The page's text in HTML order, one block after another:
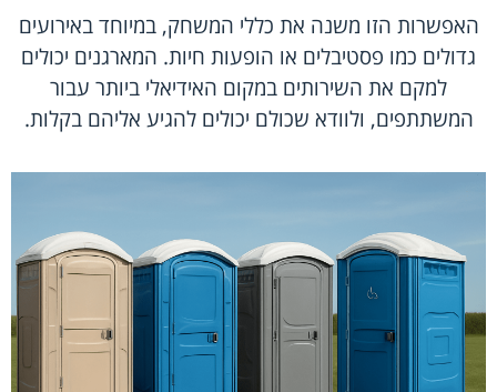
האפשרות הזו משנה את כללי המשחק, במיוחד באירועים
גדולים כמו פסטיבלים או הופעות חיות. המארגנים יכולים
למקם את השירותים במקום האידיאלי ביותר עבור
המשתתפים, ולוודא שכולם יכולים להגיע אליהם בקלות.